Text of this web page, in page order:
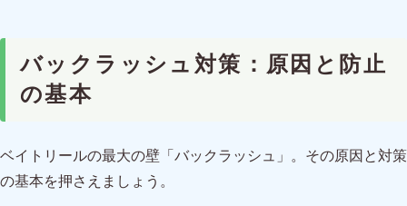
バックラッシュ対策：原因と防止
の基本
ベイトリールの最大の壁「バックラッシュ」。その原因と対策
の基本を押さえましょう。